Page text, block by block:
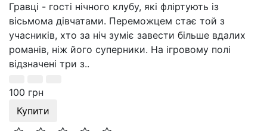
Гравці - гості нічного клубу, які фліртують із
вісьмома дівчатами. Переможцем стає той з
учасників, хто за ніч зуміє завести більше вдалих
романів, ніж його суперники. На ігровому полі
відзначені три з..
100 грн
Купити